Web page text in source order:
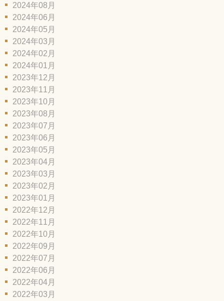
2024年08月
2024年06月
2024年05月
2024年03月
2024年02月
2024年01月
2023年12月
2023年11月
2023年10月
2023年08月
2023年07月
2023年06月
2023年05月
2023年04月
2023年03月
2023年02月
2023年01月
2022年12月
2022年11月
2022年10月
2022年09月
2022年07月
2022年06月
2022年04月
2022年03月